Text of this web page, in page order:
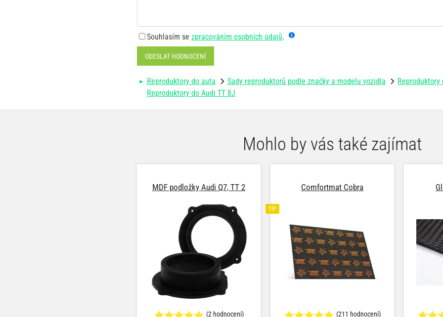
Souhlasím se zpracováním osobních údajů.
ODESLAT HODNOCENÍ
Reproduktory do auta Sady reproduktorů podle značky a modelu vozidla
Reproduktory do Audi TT 8J
Mohlo by vás také zajímat
MDF podložky Audi Q7, TT 2
(2 hodnocení)
Comfortmat Cobra
TIP
(211 hodnocení)